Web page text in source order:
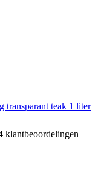
transparant teak 1 liter
klantbeoordelingen